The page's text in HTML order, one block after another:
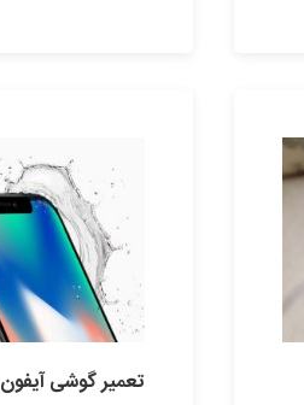
تعمیر گوشی آیفون X آب خورده